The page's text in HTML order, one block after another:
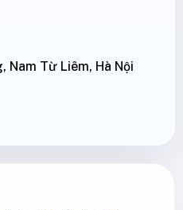
Nam Từ Liêm, Hà Nội